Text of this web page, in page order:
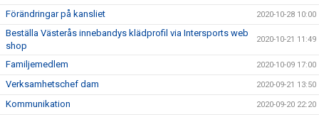
Förändringar på kansliet 2020-10-28 10:00
Beställa Västerås innebandys klädprofil via Intersports web
shop
2020-10-21 11:49
Familjemedlem 2020-10-09 17:00
Verksamhetschef dam 2020-09-21 13:50
Kommunikation 2020-09-20 22:20